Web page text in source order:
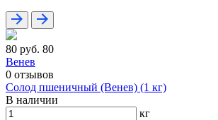
80 руб. 80
Венев
0 отзывов
Солод пшеничный (Венев) (1 кг)
В наличии
кг